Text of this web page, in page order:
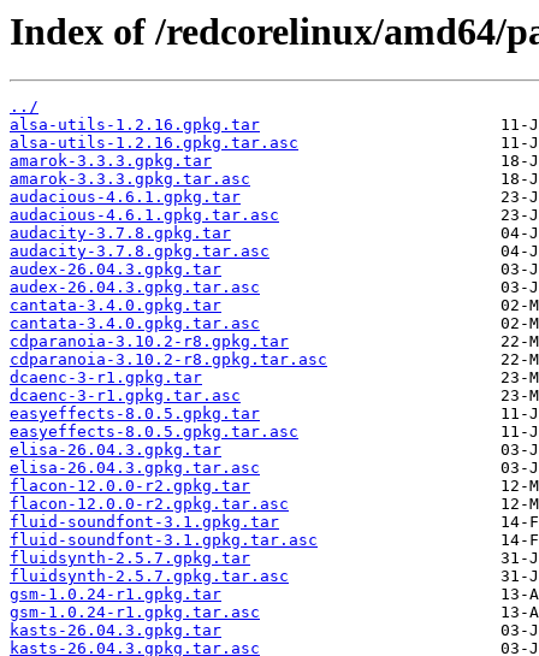
Index of /redcorelinux/amd64/
../
alsa-utils-1.2.16.gpkg.tar
alsa-utils-1.2.16.gpkg.tar.asc
amarok-3.3.3.gpkg.tar
amarok-3.3.3.gpkg.tar.asc
audacious-4.6.1.gpkg.tar
audacious-4.6.1.gpkg.tar.asc
audacity-3.7.8.gpkg.tar
audacity-3.7.8.gpkg.tar.asc
audex-26.04.3.gpkg.tar
audex-26.04.3.gpkg.tar.asc
cantata-3.4.0.gpkg.tar
cantata-3.4.0.gpkg.tar.asc
cdparanoia-3.10.2-r8.gpkg.tar
cdparanoia-3.10.2-r8.gpkg.tar.asc
dcaenc-3-r1.gpkg.tar
dcaenc-3-r1.gpkg.tar.asc
easyeffects-8.0.5.gpkg.tar
easyeffects-8.0.5.gpkg.tar.asc
elisa-26.04.3.gpkg.tar
elisa-26.04.3.gpkg.tar.asc
flacon-12.0.0-r2.gpkg.tar
flacon-12.0.0-r2.gpkg.tar.asc
fluid-soundfont-3.1.gpkg.tar
fluid-soundfont-3.1.gpkg.tar.asc
fluidsynth-2.5.7.gpkg.tar
fluidsynth-2.5.7.gpkg.tar.asc
gsm-1.0.24-r1.gpkg.tar
gsm-1.0.24-r1.gpkg.tar.asc
kasts-26.04.3.gpkg.tar
kasts-26.04.3.gpkg.tar.asc